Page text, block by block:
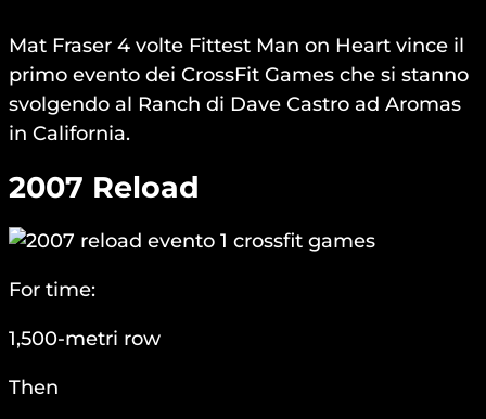
Mat Fraser 4 volte Fittest Man on Heart vince il
primo evento dei CrossFit Games che si stanno
svolgendo al Ranch di Dave Castro ad Aromas
in California.
2007 Reload
For time:
1,500-metri row
Then